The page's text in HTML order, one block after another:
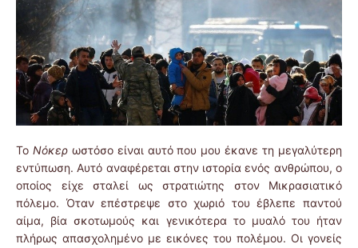
Το Νόκερωστόσο είναι αυτό που μου έκανε τη μεγαλύτερη
εντύπωση. Αυτό αναφέρεται στην ιστορία ενός ανθρώπου, ο
οποίος είχε σταλεί ως στρατιώτης στον Μικρασιατικό
πόλεμο. Όταν επέστρεψε στο χωριό του έβλεπε παντού
αίμα, βία σκοτωμούς και γενικότερα το μυαλό του ήταν
πλήρως απασχολημένο με εικόνες του πολέμου. Οι γονείς